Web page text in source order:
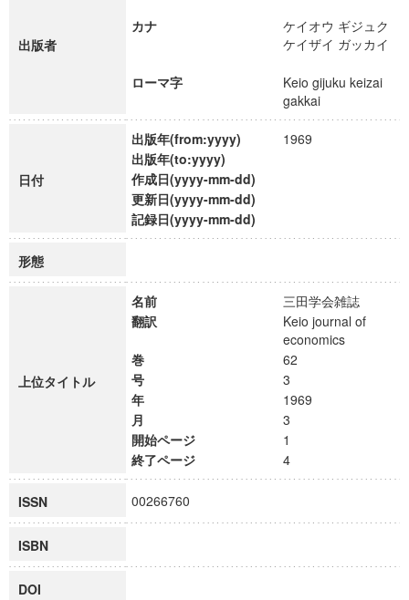
出版者
カナ
ケイオウ ギジュク
ケイザイ ガッカイ
ローマ字
Keio gijuku keizai
gakkai
日付
出版年(from:yyyy)
1969
出版年(to:yyyy)
作成日(yyyy-mm-dd)
更新日(yyyy-mm-dd)
記録日(yyyy-mm-dd)
形態
上位タイトル
名前
三田学会雑誌
翻訳
Keio journal of
economics
巻
62
号
3
年
1969
月
3
開始ページ
1
終了ページ
4
ISSN 00266760
ISBN
DOI